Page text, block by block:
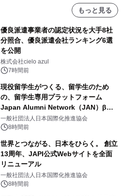
もっと見る
優良派遣事業者の認定状況を大手8社
分照合、優良派遣会社ランキング6選
を公開
株式会社cielo azul
7時間前
現役留学生がつくる、留学生のため
の、留学生専用プラットフォーム
Japan Alumni Network（JAN）β版
をリリース
一般社団法人日本国際化推進協会
8時間前
世界とつながる、日本をひらく。 創立
13周年、JAPI公式Webサイトを全面
リニューアル
一般社団法人日本国際化推進協会
8時間前